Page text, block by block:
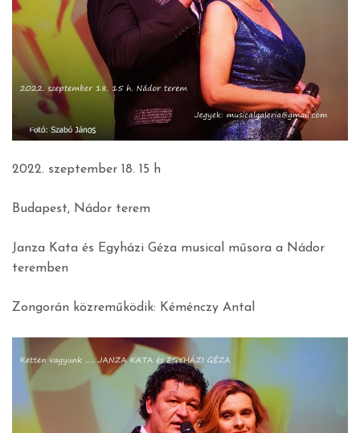
2022. szeptember 18. 15 h
Budapest, Nádor terem
Janza Kata és Egyházi Géza musical műsora a Nádor
teremben
Zongorán közreműködik: Kéménczy Antal